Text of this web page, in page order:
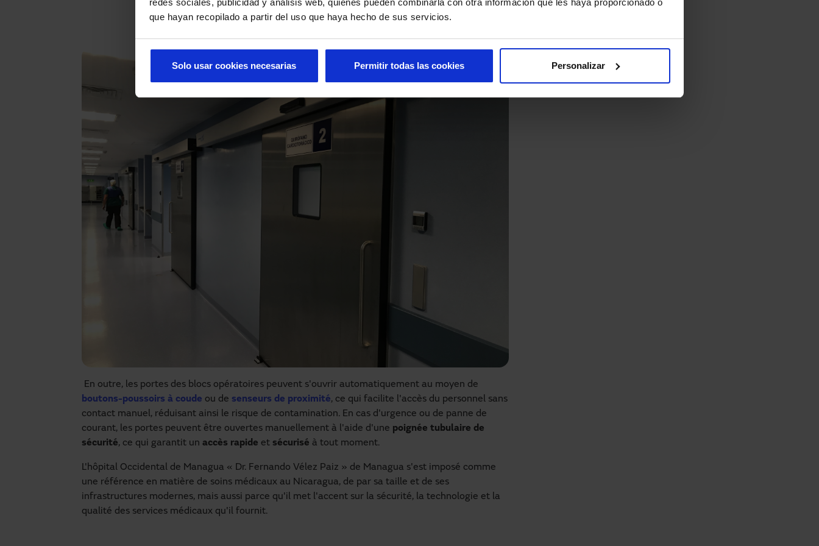
redes sociales, publicidad y análisis web, quienes pueden combinarla con otra información que les haya proporcionado o
que hayan recopilado a partir del uso que haya hecho de sus servicios.
Solo usar cookies necesarias Personalizar
Permitir todas las cookies
En outre, les portes des blocs opératoires peuvent s'ouvrir automatiquement au moyen de
boutons-poussoirs à coude ou de senseurs de proximité, ce qui facilite l'accès du personnel sans
contact manuel, réduisant ainsi le risque de contamination. En cas d'urgence ou de panne de
courant, les portes peuvent être ouvertes manuellement à l'aide d'une poignée tubulaire de
sécurité, ce qui garantit un accès rapide et sécurisé à tout moment.
L'hôpital Occidental de Managua « Dr. Fernando Vélez Paiz » de Managua s'est imposé comme
une référence en matière de soins médicaux au Nicaragua, de par sa taille et de ses
infrastructures modernes, mais aussi parce qu'il met l'accent sur la sécurité, la technologie et la
qualité des services médicaux qu'il fournit.